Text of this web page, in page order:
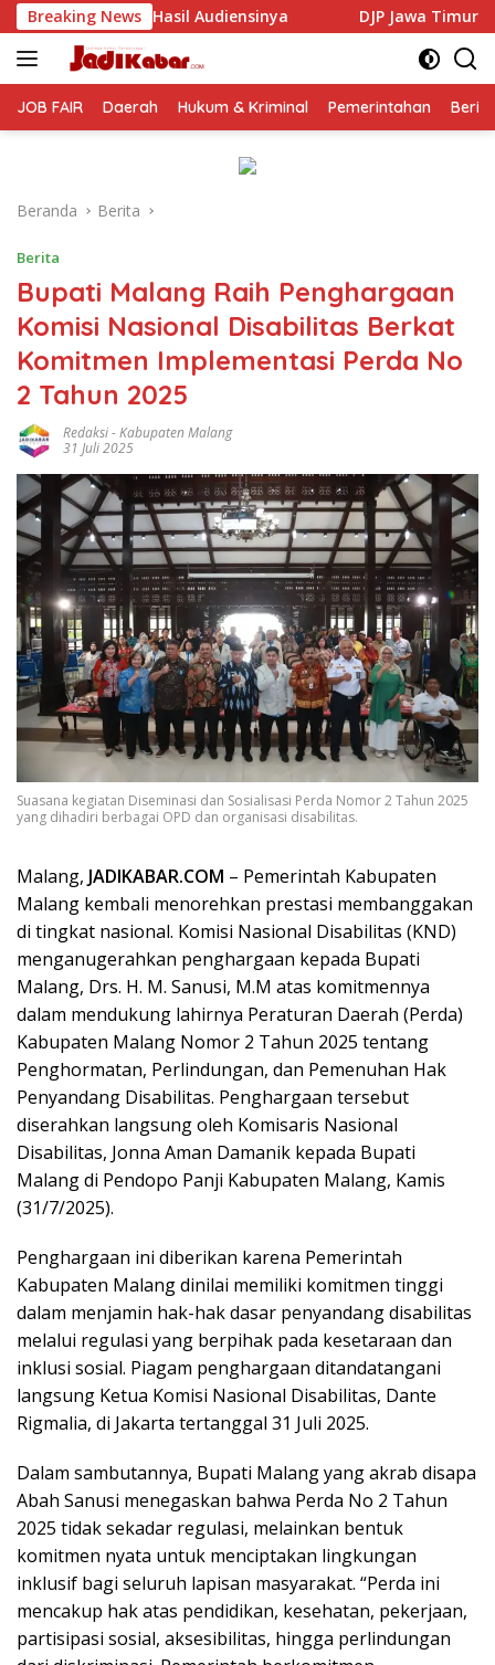
Langsung
ke
konten
Breaking NewsDJP Jawa Timur Gandeng GP Ansor
JOB FAIR Daerah Hukum & Kriminal Pemerintahan
Beranda Berita
Berita
Bupati Malang Raih Penghargaan
Komisi Nasional Disabilitas Berkat
Komitmen Implementasi Perda No
2 Tahun 2025
Redaksi-Kabupaten Malang
31 Juli 2025
Suasana kegiatan Diseminasi dan Sosialisasi Perda Nomor 2 Tahun 2025
yang dihadiri berbagai OPD dan organisasi disabilitas.
Malang, JADIKABAR.COM – Pemerintah Kabupaten
Malang kembali menorehkan prestasi membanggakan
di tingkat nasional. Komisi Nasional Disabilitas (KND)
menganugerahkan penghargaan kepada Bupati
Malang, Drs. H. M. Sanusi, M.M atas komitmennya
dalam mendukung lahirnya Peraturan Daerah (Perda)
Kabupaten Malang Nomor 2 Tahun 2025 tentang
Penghormatan, Perlindungan, dan Pemenuhan Hak
Penyandang Disabilitas. Penghargaan tersebut
diserahkan langsung oleh Komisaris Nasional
Disabilitas, Jonna Aman Damanik kepada Bupati
Malang di Pendopo Panji Kabupaten Malang, Kamis
(31/7/2025).
Penghargaan ini diberikan karena Pemerintah
Kabupaten Malang dinilai memiliki komitmen tinggi
dalam menjamin hak-hak dasar penyandang disabilitas
melalui regulasi yang berpihak pada kesetaraan dan
inklusi sosial. Piagam penghargaan ditandatangani
langsung Ketua Komisi Nasional Disabilitas, Dante
Rigmalia, di Jakarta tertanggal 31 Juli 2025.
Dalam sambutannya, Bupati Malang yang akrab disapa
Abah Sanusi menegaskan bahwa Perda No 2 Tahun
2025 tidak sekadar regulasi, melainkan bentuk
komitmen nyata untuk menciptakan lingkungan
inklusif bagi seluruh lapisan masyarakat. “Perda ini
mencakup hak atas pendidikan, kesehatan, pekerjaan,
partisipasi sosial, aksesibilitas, hingga perlindungan